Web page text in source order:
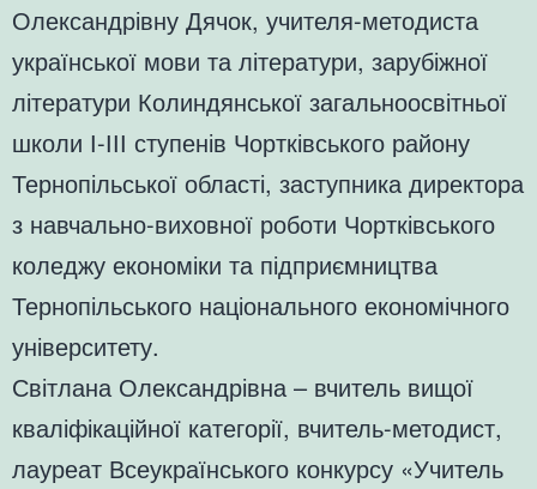
Олександрівну Дячок, учителя-методиста
української мови та літератури, зарубіжної
літератури Колиндянської загальноосвітньої
школи І-ІІІ ступенів Чортківського району
Тернопільської області, заступника директора
з навчально-виховної роботи Чортківського
коледжу економіки та підприємництва
Тернопільського національного економічного
університету.
Світлана Олександрівна – вчитель вищої
кваліфікаційної категорії, вчитель-методист,
лауреат Всеукраїнського конкурсу «Учитель